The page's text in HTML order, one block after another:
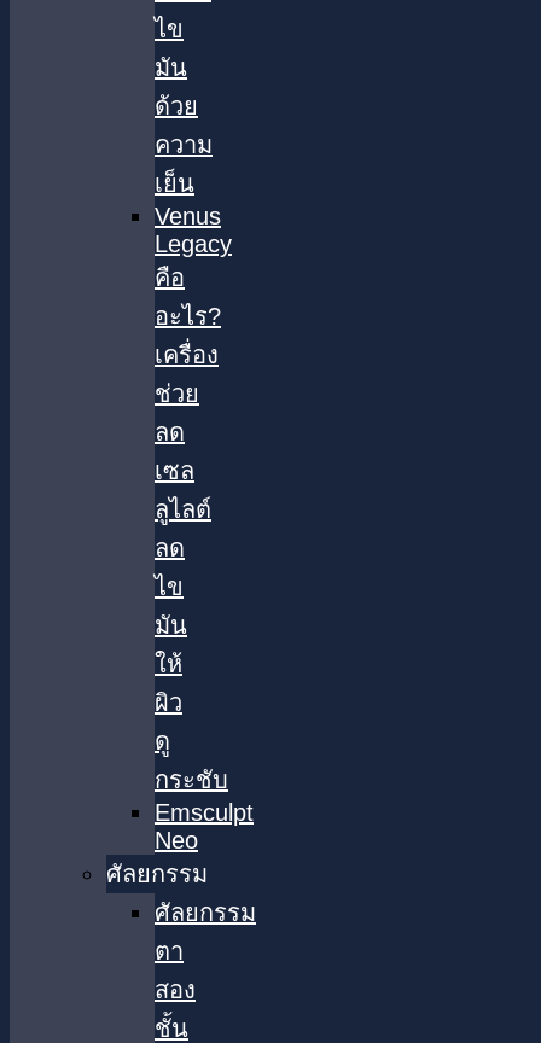
ไข
มัน
ด้วย
ความ
เย็น
Venus
Legacy
คือ
อะไร?
เครื่อง
ช่วย
ลด
เซล
ลูไลต์
ลด
ไข
มัน
ให้
ผิว
ดู
กระชับ
Emsculpt
Neo
ศัลยกรรม
ศัลยกรรม
ตา
สอง
ชั้น